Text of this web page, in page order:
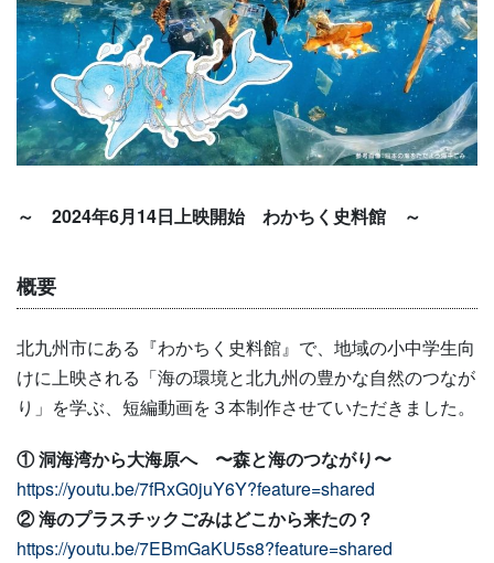
～ 2024年6月14日上映開始 わかちく史料館 ～
概要
北九州市にある『わかちく史料館』で、地域の小中学生向
けに上映される「海の環境と北九州の豊かな自然のつなが
り」を学ぶ、短編動画を３本制作させていただきました。
① 洞海湾から大海原へ 〜森と海のつながり〜
https://youtu.be/7fRxG0juY6Y?feature=shared
② 海のプラスチックごみはどこから来たの？
https://youtu.be/7EBmGaKU5s8?feature=shared